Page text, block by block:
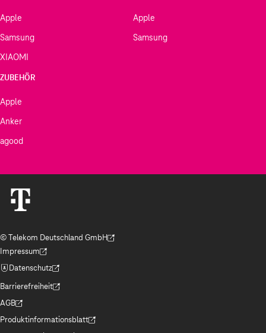
Apple
Samsung
XIAOMI
Apple
Samsung
ZUBEHÖR
Apple
Anker
agood
© Telekom Deutschland GmbH
(Der Link wird in einem neuen Tab geöffnet)
Impressum
(Der Link wird in einem neuen Tab geöffnet)
Datenschutz
(Der Link wird in einem neuen Tab geöffnet)
Barrierefreiheit
(Der Link wird in einem neuen Tab geöffnet)
AGB
(Der Link wird in einem neuen Tab geöffnet)
Produktinformationsblatt
(Der Link wird in einem neuen Tab geöffnet)